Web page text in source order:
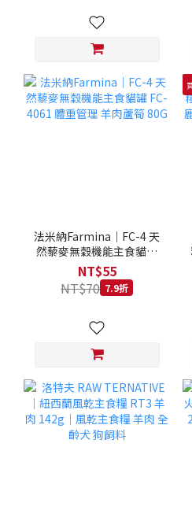
法米納Farmina｜FC-4 天
然藜麥無穀機能主食貓罐
FC-4061 體重管理 羊肉蘆
筍 80G
NT$55
NT$70 7.9折